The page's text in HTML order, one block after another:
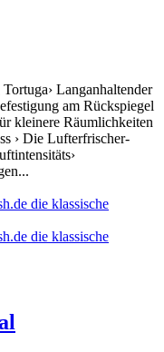
Langanhaltender
am Rückspiegel
kleinere Räumlichkeiten
› Die Lufterfrischer-